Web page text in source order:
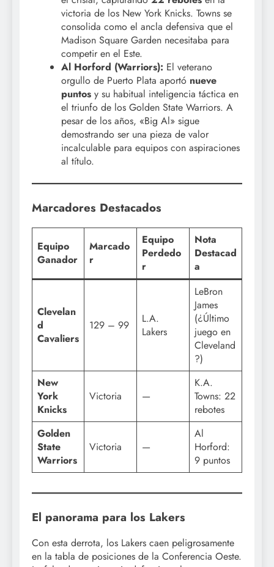
victoria de los New York Knicks. Towns se
consolida como el ancla defensiva que el
Madison Square Garden necesitaba para
competir en el Este.
Al Horford (Warriors): El veterano
orgullo de Puerto Plata aportó nueve
puntos y su habitual inteligencia táctica en
el triunfo de los Golden State Warriors. A
pesar de los años, «Big Al» sigue
demostrando ser una pieza de valor
incalculable para equipos con aspiraciones
al título.
Marcadores Destacados
Equipo
Ganador
Marcado
r
Equipo
Perdedo
r
Nota
Destacad
a
Clevelan
d
Cavaliers
129 – 99
L.A.
Lakers
LeBron
James
(¿Último
juego en
Cleveland
?)
New
York
Knicks
Victoria —
K.A.
Towns: 22
rebotes
Golden
State
Warriors
Victoria —
Al
Horford:
9 puntos
El panorama para los Lakers
Con esta derrota, los Lakers caen peligrosamente
en la tabla de posiciones de la Conferencia Oeste.